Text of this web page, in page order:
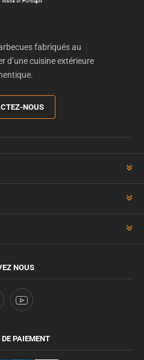
fabriqués au
d’une cuisine extérieure
NOUS
NOUS
PAIEMENT